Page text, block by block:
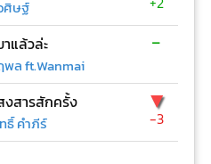
ศิษฐ์
แล้วล่ะ
พล ft.Wanmai
-
งสารสักครั้ง
ธิ์ คำภีร์
▼
-3